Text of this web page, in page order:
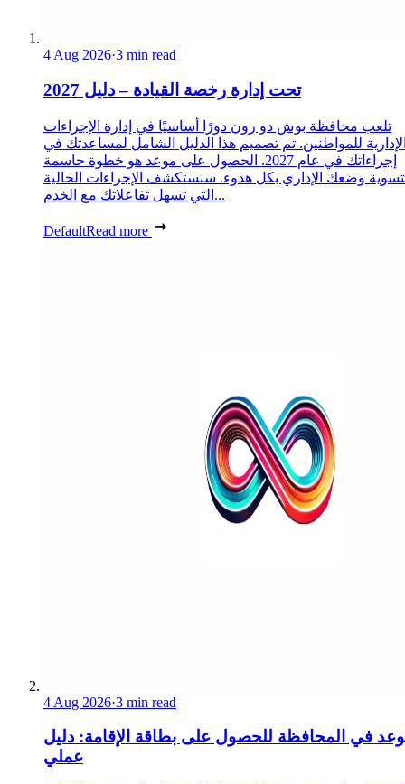
4 Aug 2026·3 min read
تحت إدارة رخصة القيادة – دليل 2027
تلعب محافظة بوش دو رون دورًا أساسيًا في إدارة الإجراءات
للمواطنين. تم تصميم هذا الدليل الشامل لمساعدتك في
إجراءاتك في عام 2027. الحصول على موعد هو خطوة حاسمة
وضعك الإداري بكل هدوء. سنستكشف الإجراءات الحالية
التي تسهل تفاعلاتك مع الخدم...
DefaultRead more
4 Aug 2026·3 min read
في المحافظة للحصول على بطاقة الإقامة: دليل
عملي